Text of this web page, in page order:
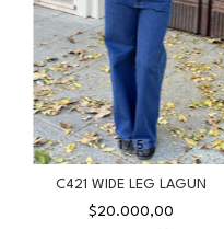
1/5
C421 WIDE LEG LAGUN
$20.000,00